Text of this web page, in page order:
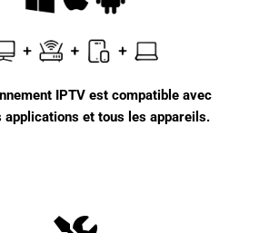
IPTV est compatible avec
applications et tous les appareils.